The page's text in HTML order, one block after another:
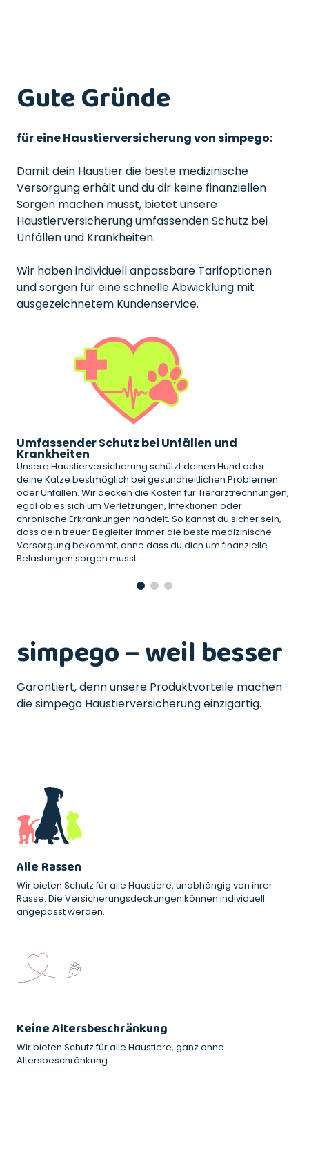
Gute Gründe
für eine Haustierversicherung von simpego:
Damit dein Haustier die beste medizinische
Versorgung erhält und du dir keine finanziellen
Sorgen machen musst, bietet unsere
Haustierversicherung umfassenden Schutz bei
Unfällen und Krankheiten.
Wir haben individuell anpassbare Tarifoptionen
und sorgen für eine schnelle Abwicklung mit
ausgezeichnetem Kundenservice.
Umfassender Schutz bei Unfällen und
Krankheiten
Unsere Haustierversicherung schützt deinen Hund oder
deine Katze bestmöglich bei gesundheitlichen Problemen
oder Unfällen. Wir decken die Kosten für Tierarztrechnungen,
egal ob es sich um Verletzungen, Infektionen oder
chronische Erkrankungen handelt. So kannst du sicher sein,
dass dein treuer Begleiter immer die beste medizinische
Versorgung bekommt, ohne dass du dich um finanzielle
Belastungen sorgen musst.
simpego – weil besser
Garantiert, denn unsere Produktvorteile machen
die simpego Haustierversicherung einzigartig.
Alle Rassen
Wir bieten Schutz für alle Haustiere, unabhängig von ihrer
Rasse. Die Versicherungsdeckungen können individuell
angepasst werden.
Keine Altersbeschränkung
Wir bieten Schutz für alle Haustiere, ganz ohne
Altersbeschränkung.